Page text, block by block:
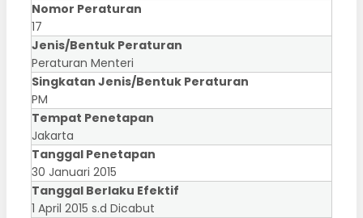
Nomor Peraturan
17
Jenis/Bentuk Peraturan
Peraturan Menteri
Singkatan Jenis/Bentuk Peraturan
PM
Tempat Penetapan
Jakarta
Tanggal Penetapan
30 Januari 2015
Tanggal Berlaku Efektif
1 April 2015 s.d Dicabut